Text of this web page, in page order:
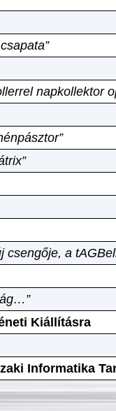
napkollektor
csengője, a
Kiállításra
Informatika